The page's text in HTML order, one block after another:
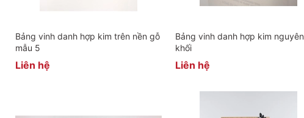
Bảng vinh danh hợp kim trên nền gỗ
mẫu 5
Liên hệ
Bảng vinh danh hợp kim nguyên
khối
Liên hệ